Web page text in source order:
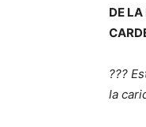
DE
???
la